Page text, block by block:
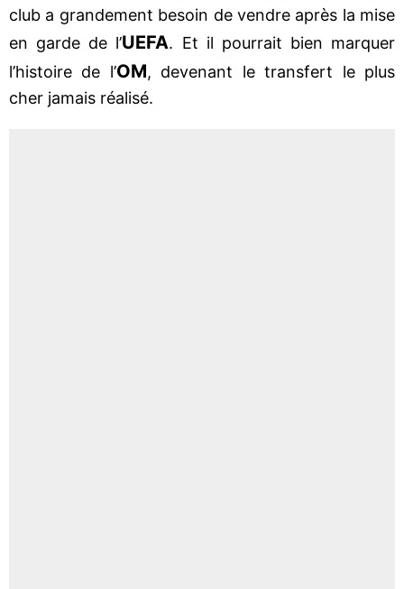
club a grandement besoin de vendre après la mise
en garde de l’UEFA. Et il pourrait bien marquer
l’histoire de l’OM, devenant le transfert le plus
cher jamais réalisé.